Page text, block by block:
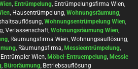
, Entrümpelung, Entrümpelungsfirma Wien,
, Hausentrümpelung, Wohnungsräumung,
Wohnungsentrümpelung Wien,
Verlassenschaft, Wohnungsräumung Wien,
, Räumungsfirma Wien, Wohnungsauflösung,
, Räumungsfirma, Messieentrümpelung,
Wien, Möbel-Entruempelung, Messie
, Büroräumung, Betriebsauflösung